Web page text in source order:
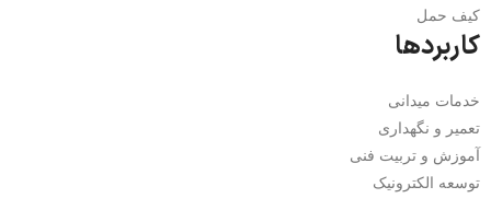
کیف حمل
کاربردها
خدمات میدانی
تعمیر و نگهداری
آموزش و تربیت فنی
توسعه الکترونیک